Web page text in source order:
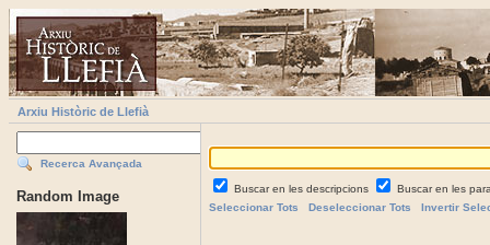
Arxiu Històric de Llefià
Recerca Avançada
Random Image Buscar en les descripcions
Buscar en les
Seleccionar Tots
Deseleccionar Tots Invertir